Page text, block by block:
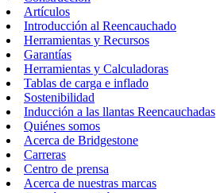
Artículos
Introducción al Reencauchado
Herramientas y Recursos
Garantías
Herramientas y Calculadoras
Tablas de carga e inflado
Sostenibilidad
Inducción a las llantas Reencauchadas
Quiénes somos
Acerca de Bridgestone
Carreras
Centro de prensa
Acerca de nuestras marcas